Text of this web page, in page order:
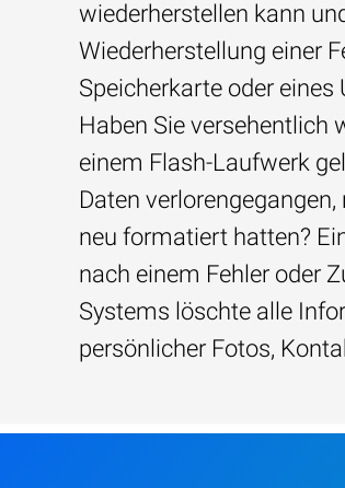
wiederherstellen kann
Wiederherstellung einer
Speicherkarte oder eines
Haben Sie versehentlich
einem Flash-Laufwerk
Daten
neu formatiert hatten?
nach einem Fehler oder
Systems löschte alle
persönlicher Fotos,